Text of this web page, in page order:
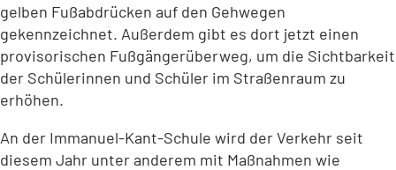
gelben Fußabdrücken auf den Gehwegen
gekennzeichnet. Außerdem gibt es dort jetzt einen
provisorischen Fußgängerüberweg, um die Sichtbarkeit
der Schülerinnen und Schüler im Straßenraum zu
erhöhen.
An der Immanuel-Kant-Schule wird der Verkehr seit
diesem Jahr unter anderem mit Maßnahmen wie